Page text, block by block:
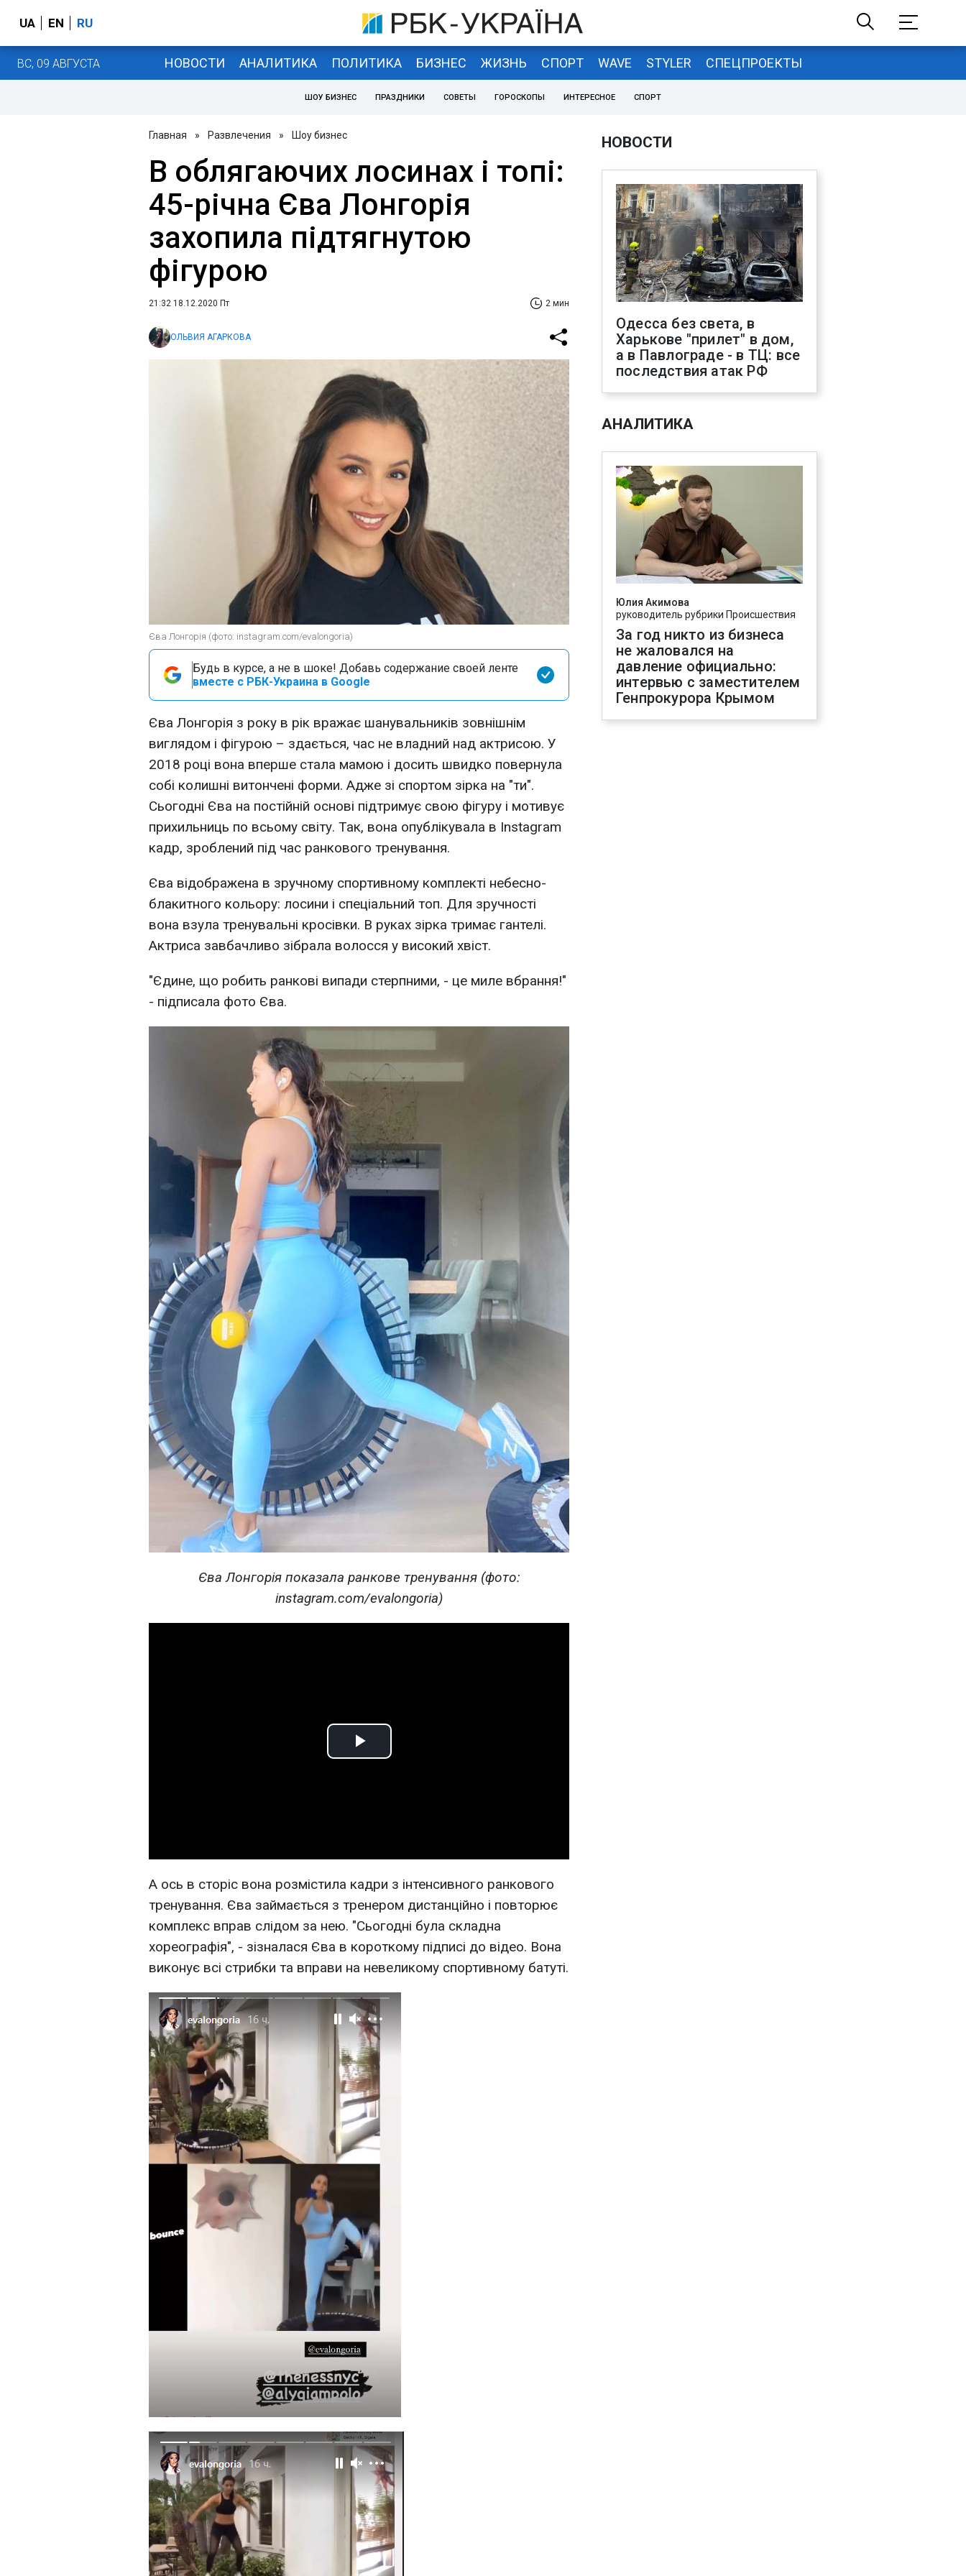
UA EN RU
ВС, 09 АВГУСТА НОВОСТИ АНАЛИТИКА ПОЛИТИКА БИЗНЕС ЖИЗНЬ СПОРТ WAVE STYLER СПЕЦПРОЕКТЫ
ШОУ БИЗНЕС ПРАЗДНИКИ СОВЕТЫ ГОРОСКОПЫ ИНТЕРЕСНОЕ СПОРТ
Главная » Развлечения » Шоу бизнес
В облягаючих лосинах і топі:
45-річна Єва Лонгорія
захопила підтягнутою
фігурою
21:32 18.12.2020 Пт 2 мин
ОЛЬВИЯ АГАРКОВА
Єва Лонгорія (фото: instagram.com/evalongoria)
Будь в курсе, а не в шоке! Добавь содержание своей ленте
вместе с РБК-Украина в Google
Єва Лонгорія з року в рік вражає шанувальників зовнішнім
виглядом і фігурою – здається, час не владний над актрисою. У
2018 році вона вперше стала мамою і досить швидко повернула
собі колишні витончені форми. Адже зі спортом зірка на "ти".
Сьогодні Єва на постійній основі підтримує свою фігуру і мотивує
прихильниць по всьому світу. Так, вона опублікувала в Instagram
кадр, зроблений під час ранкового тренування.
Єва відображена в зручному спортивному комплекті небесно-
блакитного кольору: лосини і спеціальний топ. Для зручності
вона взула тренувальні кросівки. В руках зірка тримає гантелі.
Актриса завбачливо зібрала волосся у високий хвіст.
"Єдине, що робить ранкові випади стерпними, - це миле вбрання!"
- підписала фото Єва.
Єва Лонгорія показала ранкове тренування (фото:
instagram.com/evalongoria)
Play
А ось в сторіс вона розмістила кадри з інтенсивного ранкового
тренування. Єва займається з тренером дистанційно і повторює
комплекс вправ слідом за нею. "Сьогодні була складна
хореографія", - зізналася Єва в короткому підписі до відео. Вона
виконує всі стрибки та вправи на невеликому спортивному батуті.
НОВОСТИ
Одесса без света, в
Харькове "прилет" в дом,
а в Павлограде - в ТЦ: все
последствия атак РФ
АНАЛИТИКА
Юлия Акимова
руководитель рубрики Происшествия
За год никто из бизнеса
не жаловался на
давление официально:
интервью с заместителем
Генпрокурора Крымом